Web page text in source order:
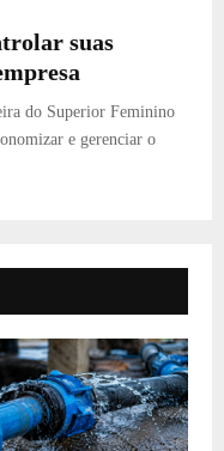
suas
do Superior Feminino
e gerenciar o